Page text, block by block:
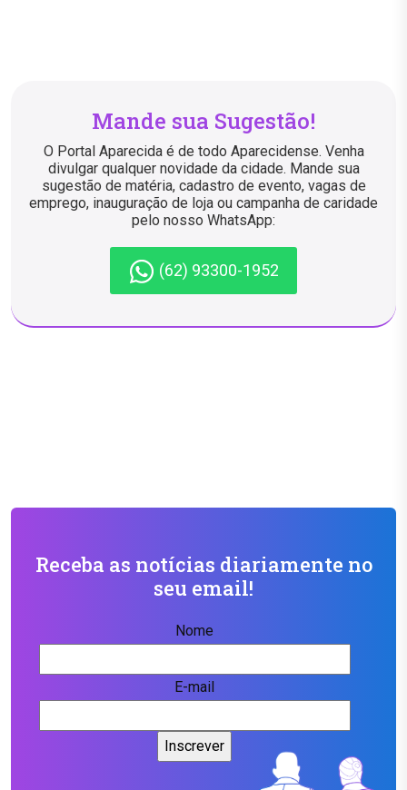
Mande sua Sugestão!
O Portal Aparecida é de todo Aparecidense. Venha
divulgar qualquer novidade da cidade. Mande sua
sugestão de matéria, cadastro de evento, vagas de
emprego, inauguração de loja ou campanha de caridade
pelo nosso WhatsApp:
(62) 93300-1952
Receba as notícias diariamente no
seu email!
Nome
E-mail